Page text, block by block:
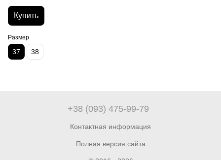
Купить
Размер
37 38
+38 (093) 475-99-79
Контактная информация
Полная версия сайта